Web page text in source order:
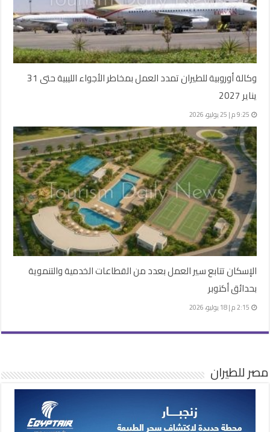
وكالة أوروبية للطيران تمدد العمل بمخاطر الأجواء الليبية حتى 31
يناير 2027
9:25 م | 25 يوليو، 2026
الإسكان تتابع سير العمل بعدد من القطاعات الخدمية والتنموية
بحدائق أكتوبر
2:15 م | 18 يوليو، 2026
مصر للطيران